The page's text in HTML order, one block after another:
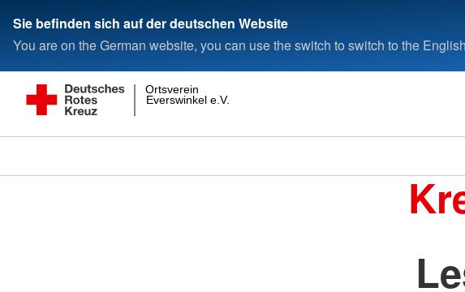
Sie befinden sich auf der deutschen Website
You are on the German website, you can use the switch to switch to the
Everswinkel e.V.
Ortsverein